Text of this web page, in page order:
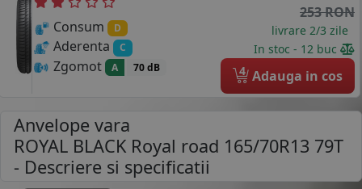
Consum D
Aderenta C
Zgomot A 70 dB
253 RON
livrare 2/3 zile
In stoc - 12 buc
4 Adauga in cos
Anvelope vara
ROYAL BLACK Royal road 165/70R13 79T
- Descriere si specificatii